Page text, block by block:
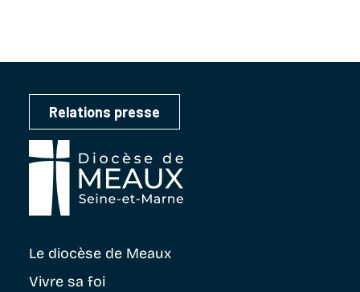
Relations presse
Le diocèse de Meaux
Vivre sa foi